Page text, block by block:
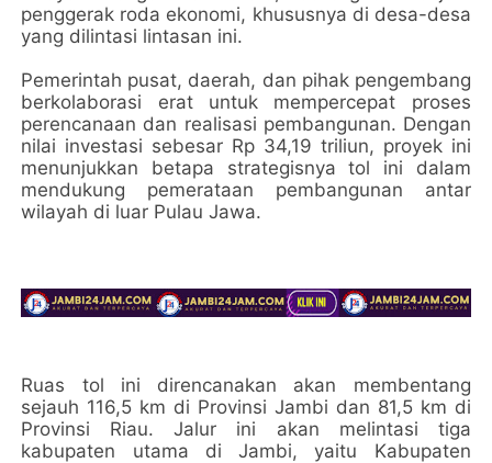
penggerak roda ekonomi, khususnya di desa-desa
yang dilintasi lintasan ini.
Pemerintah pusat, daerah, dan pihak pengembang
berkolaborasi erat untuk mempercepat proses
perencanaan dan realisasi pembangunan. Dengan
nilai investasi sebesar Rp 34,19 triliun, proyek ini
menunjukkan betapa strategisnya tol ini dalam
mendukung pemerataan pembangunan antar
wilayah di luar Pulau Jawa.
Ruas tol ini direncanakan akan membentang
sejauh 116,5 km di Provinsi Jambi dan 81,5 km di
Provinsi Riau. Jalur ini akan melintasi tiga
kabupaten utama di Jambi, yaitu Kabupaten